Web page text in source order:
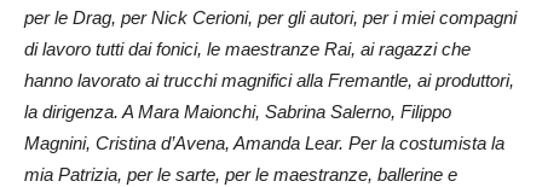
per le Drag, per Nick Cerioni, per gli autori, per i miei compagni
di lavoro tutti dai fonici, le maestranze Rai, ai ragazzi che
hanno lavorato ai trucchi magnifici alla Fremantle, ai produttori,
la dirigenza. A Mara Maionchi, Sabrina Salerno, Filippo
Magnini, Cristina d’Avena, Amanda Lear. Per la costumista la
mia Patrizia, per le sarte, per le maestranze, ballerine e